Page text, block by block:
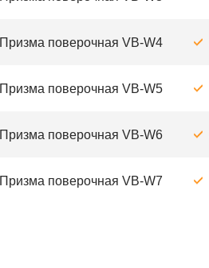
Призма поверочная VB-W4
Призма поверочная VB-W5
Призма поверочная VB-W6
Призма поверочная VB-W7